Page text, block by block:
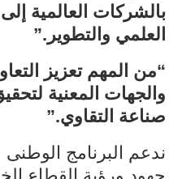
بالشركات العالمية
العلمي والتطوير.”
“من المهم تعزيز
والجهات المعنية
صناعة التقاوي.”
ندعم البرنامج الوطنى